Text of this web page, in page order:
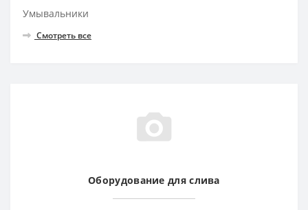
Умывальники
Смотреть все
Оборудование для слива